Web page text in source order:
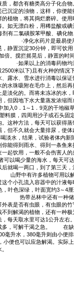
，都含有糖类高分子化合
已沉淀的浊物，这样，你
植物，将其捣烂磨碎。使
。如无漂白粉，用稀盐酸
氯磺胺苯甲酸、碘化物、
净化水药片是最易使用的
，静置沉淀30分钟，即可
倍。搅拦摇晃后，静置的
如果以上的消毒药物均没
米以下)且有火种的情况下
、露水、雪水进行消毒
的水珠吸附在毛巾上，然
淡化的。而将未冻冰的水
但因地下水大量蒸发浓缩
加入0．1～1．9克的干地
料膜，四周用沙子或石头
。这种方法，每天可以获
但不久就会大量排尿，使
喝淡水，结果，试验者体
能得到雨水、得到一条鱼
起饮用，一般不会伤害人
可以喝少量的海水，每天可
后就喝一两口，到了第三
中有许多植物可用以解渴
个小孔流入容器中的汁液
叶色深绿，叶面宽约3～4
带丛林中还有一种储水的
表是否有虫眼，有虫眼的
解渴的植物，还有一种极
每天取水里可达1公升左
多，可解干渴之急。 在缺
毫升水，380毫升则由小便
也可以应急解渴。实际上
。